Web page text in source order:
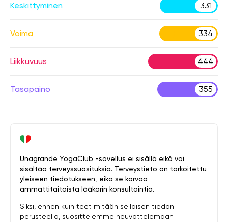
Keskittyminen 331
Voima 334
Liikkuvuus 444
Tasapaino 355
Unagrande YogaClub -sovellus ei sisällä eikä voi
sisältää terveyssuosituksia. Terveystieto on tarkoitettu
yleiseen tiedotukseen, eikä se korvaa
ammattitaitoista lääkärin konsultointia.
Siksi, ennen kuin teet mitään sellaisen tiedon
perusteella, suosittelemme neuvottelemaan